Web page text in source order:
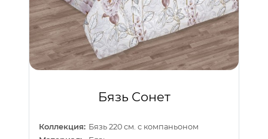
Бязь Сонет
Коллекция: Бязь 220 см. с компаньоном